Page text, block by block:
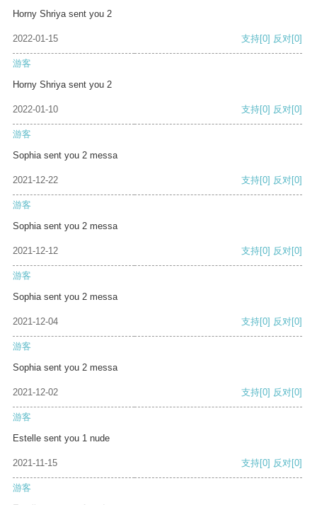
Horny Shriya sent you 2
2022-01-15 支持[0] 反对[0]
游客
Horny Shriya sent you 2
2022-01-10 支持[0] 反对[0]
游客
Sophia sent you 2 messa
2021-12-22 支持[0] 反对[0]
游客
Sophia sent you 2 messa
2021-12-12 支持[0] 反对[0]
游客
Sophia sent you 2 messa
2021-12-04 支持[0] 反对[0]
游客
Sophia sent you 2 messa
2021-12-02 支持[0] 反对[0]
游客
Estelle sent you 1 nude
2021-11-15 支持[0] 反对[0]
游客